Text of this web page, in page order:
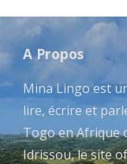
A Propos
Mina Lingo est
lire, écrire et
Togo en Afrique
Idrissou, le site